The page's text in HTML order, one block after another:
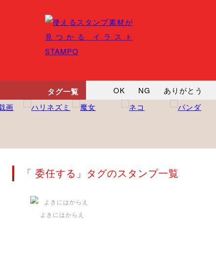
タグ一覧 OK NG ありがとう
悲しい
だるい 衝撃
「 委任する」タグのスタンプ一覧
よきにはからえ